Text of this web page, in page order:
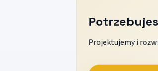
Projektujemy i